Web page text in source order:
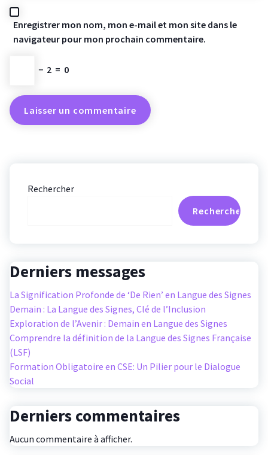
Enregistrer mon nom, mon e-mail et mon site dans le
navigateur pour mon prochain commentaire.
− 2 = 0
Rechercher
Rechercher
Derniers messages
La Signification Profonde de ‘De Rien’ en Langue des Signes
Demain : La Langue des Signes, Clé de l’Inclusion
Exploration de l’Avenir : Demain en Langue des Signes
Comprendre la définition de la Langue des Signes Française
(LSF)
Formation Obligatoire en CSE: Un Pilier pour le Dialogue
Social
Derniers commentaires
Aucun commentaire à afficher.